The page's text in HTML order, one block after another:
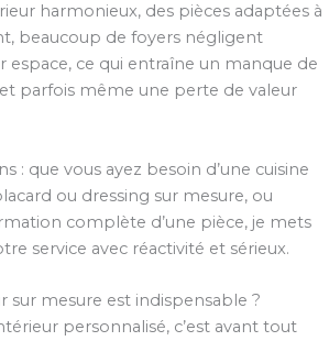
harmonieux, des pièces adaptées à
beaucoup de foyers négligent
espace, ce qui entraîne un manque de
parfois même une perte de valeur
: que vous ayez besoin d’une cuisine
ou dressing sur mesure, ou
complète d’une pièce, je mets
service avec réactivité et sérieux.
sur mesure est indispensable ?
personnalisé, c’est avant tout